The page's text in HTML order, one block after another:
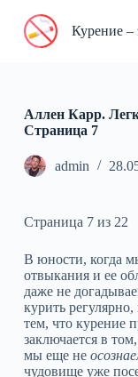
П
к
у
Курение
Аллен Карр.
Cтраница 7
admin
Страница 7 из 22
В юности, когда
отвыкания и ее
даже не
курить
тем, что курение
заключается в
мы еще не
чудовище уже